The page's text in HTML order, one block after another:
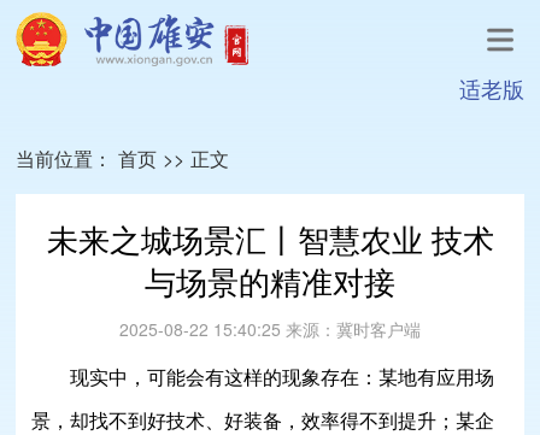
适老版
当前位置： 首页 >> 正文
未来之城场景汇丨智慧农业 技术
与场景的精准对接
2025-08-22 15:40:25 来源： 冀时客户端
现实中，可能会有这样的现象存在：某地有应用场
景，却找不到好技术、好装备，效率得不到提升；某企